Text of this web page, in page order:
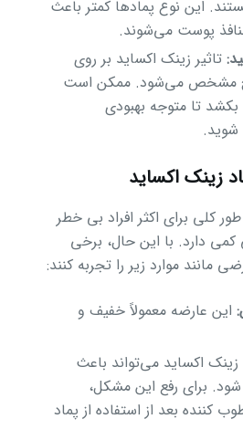
این نوع پمادها کمتر باعث
پوست می‌شوند.
تاثیر زینک اکساید بر روی
مشخص می‌شود. ممکن است
تا متوجه بهبودی
زینک اکساید
کلی برای اکثر افراد بی خطر
دارد. با این حال، برخی
مانند موارد زیر را تجربه کنند:
این عارضه معمولاً خفیف و
زینک اکساید می‌تواند باعث
برای رفع این مشکل،
کننده بعد از استفاده از پماد